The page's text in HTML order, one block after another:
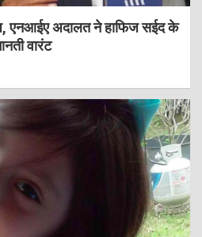
एनआईए अदालत ने हाफिज सईद के
वारंट